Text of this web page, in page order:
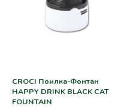
CROCI Поилка-Фонтан
HAPPY DRINK BLACK CAT
FOUNTAIN